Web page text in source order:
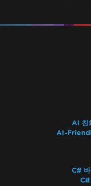
AI 친
AI-
C# 바
C#